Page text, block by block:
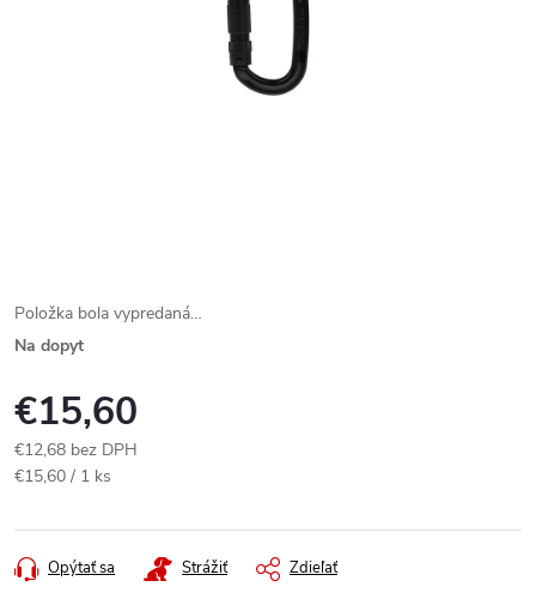
Položka bola vypredaná…
Na dopyt
€15,60
€12,68 bez DPH
Jednotková
€15,60 / 1 ks
Opýtať sa Strážiť Zdieľať